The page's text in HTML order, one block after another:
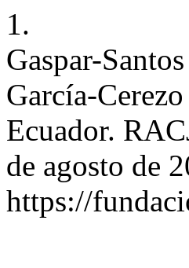
1.
Gaspar-
García-
Ecuador.
de agosto de
https://